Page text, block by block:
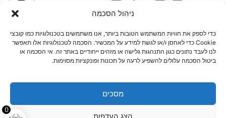
ניהול הסכמה
כדי לספק את חוויות המשתמש הטובות ביותר, אנו משתמשים בטכנולוגיות כמו קובצי
Cookie כדי לאחסן ו/או לגשת למידע על המכשיר. הסכמה לטכנולוגיות אלו תאפשר
לנו לעבד נתונים כגון התנהגות גלישה או מזהים ייחודיים באתר זה. אי הסכמה או
ביטול הסכמה עלולים להשפיע לרעה על תכונות ופונקציות מסוימות.
מסכים
הצג העדפות
0
סניף מגדל
האלה 19
ימי שישי
וערבי חג:
8:30-
15:00